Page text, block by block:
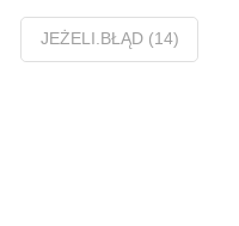
JEŻELI.BŁĄD(14)